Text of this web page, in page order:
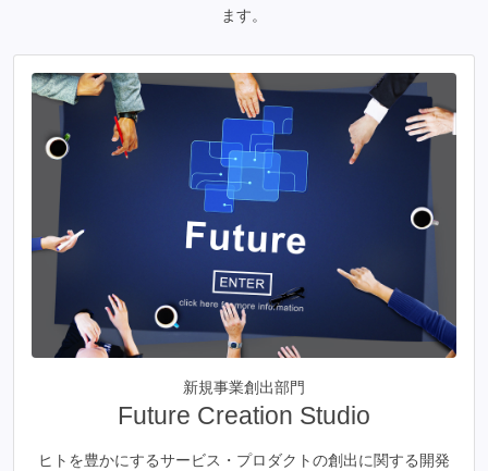
ます。
新規事業創出部門
Future Creation Studio
ヒトを豊かにするサービス・プロダクトの創出に関する開発